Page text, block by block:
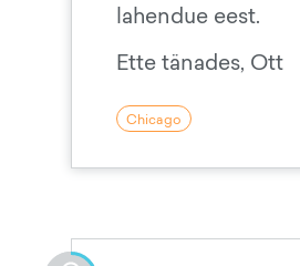
lahendue eest.
Ette tänades, Ott
Chicago